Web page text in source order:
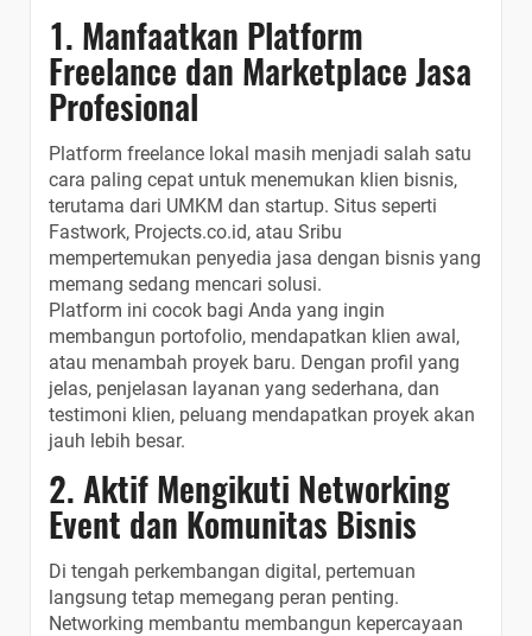
1. Manfaatkan Platform
Freelance dan Marketplace Jasa
Profesional
Platform freelance lokal masih menjadi salah satu
cara paling cepat untuk menemukan klien bisnis,
terutama dari UMKM dan startup. Situs seperti
Fastwork, Projects.co.id, atau Sribu
mempertemukan penyedia jasa dengan bisnis yang
memang sedang mencari solusi.
Platform ini cocok bagi Anda yang ingin
membangun portofolio, mendapatkan klien awal,
atau menambah proyek baru. Dengan profil yang
jelas, penjelasan layanan yang sederhana, dan
testimoni klien, peluang mendapatkan proyek akan
jauh lebih besar.
2. Aktif Mengikuti Networking
Event dan Komunitas Bisnis
Di tengah perkembangan digital, pertemuan
langsung tetap memegang peran penting.
Networking membantu membangun kepercayaan